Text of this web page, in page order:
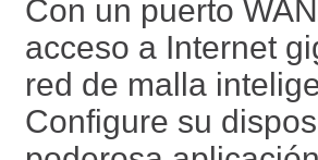
Con un puerto
acceso a Internet
red de malla
Configure su